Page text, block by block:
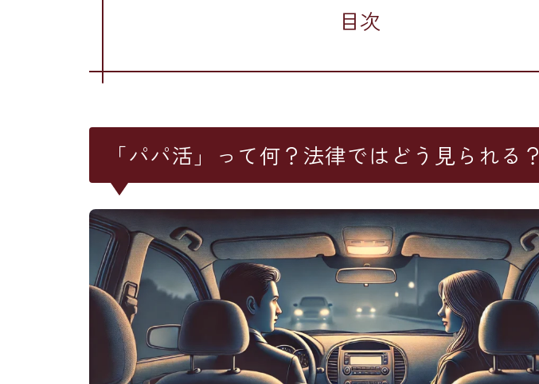
目次
「パパ活」って何？法律ではどう見られる？